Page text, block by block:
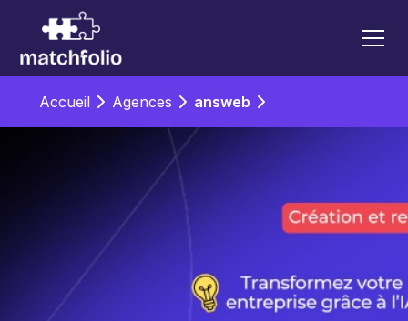
Accueil Agences answeb